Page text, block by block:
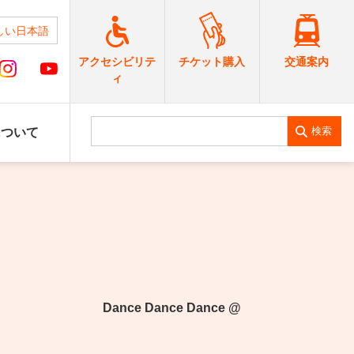
い日本語
アクセシビリテ
ィ
チケット購入 交通案内
いて 検索
Dance Dance @